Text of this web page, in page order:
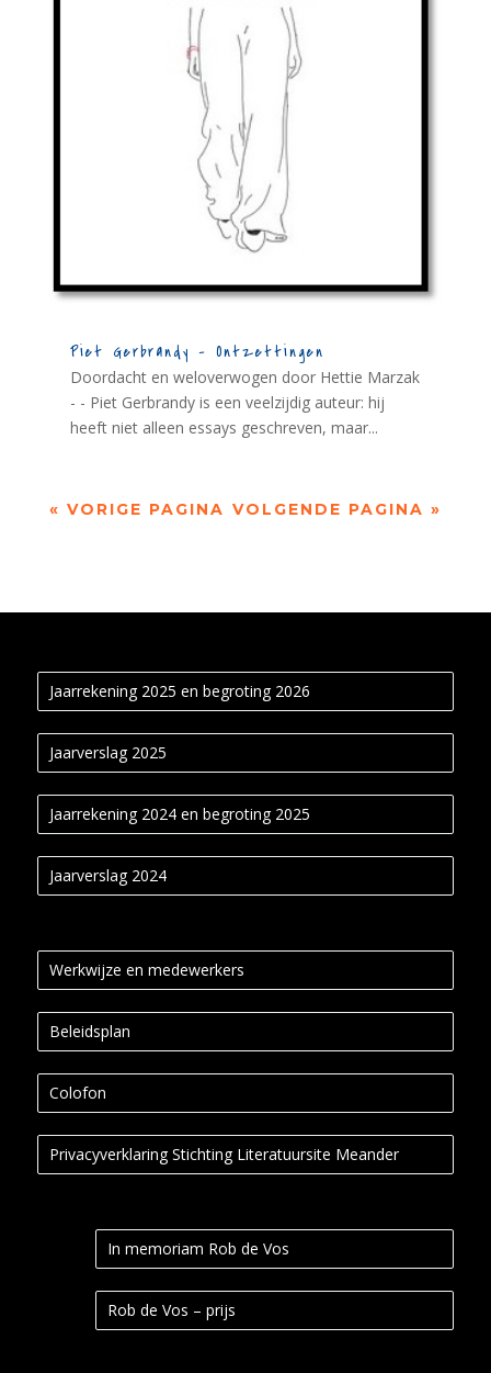
Piet Gerbrandy – Ontzettingen
Doordacht en weloverwogen door Hettie Marzak
- - Piet Gerbrandy is een veelzijdig auteur: hij
heeft niet alleen essays geschreven, maar...
« VORIGE PAGINA VOLGENDE PAGINA »
Jaarrekening 2025 en begroting 2026
Jaarverslag 2025
Jaarrekening 2024 en begroting 2025
Jaarverslag 2024
Werkwijze en medewerkers
Beleidsplan
Colofon
Privacyverklaring Stichting Literatuursite Meander
In memoriam Rob de Vos
Rob de Vos – prijs